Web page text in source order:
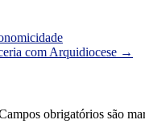
com Arquidiocese →
obrigatórios são